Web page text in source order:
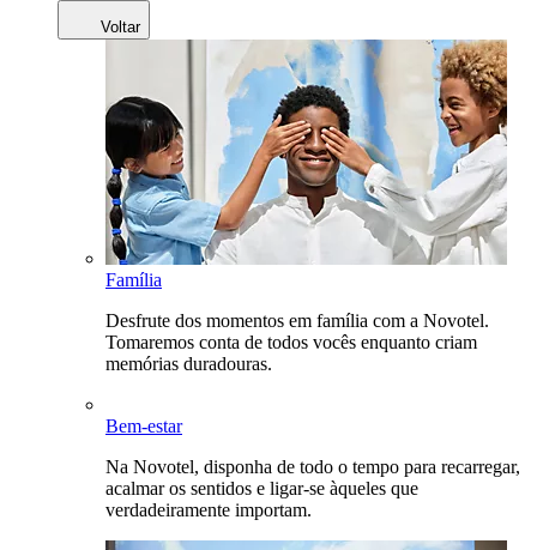
Voltar
Família
Desfrute dos momentos em família com a Novotel.
Tomaremos conta de todos vocês enquanto criam
memórias duradouras.
Bem-estar
Na Novotel, disponha de todo o tempo para recarregar,
acalmar os sentidos e ligar-se àqueles que
verdadeiramente importam.